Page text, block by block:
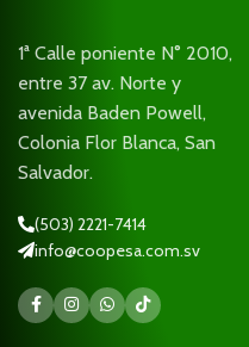
1ª Calle poniente N° 2010,
entre 37 av. Norte y
avenida Baden Powell,
Colonia Flor Blanca, San
Salvador.
(503) 2221-7414
info@coopesa.com.sv